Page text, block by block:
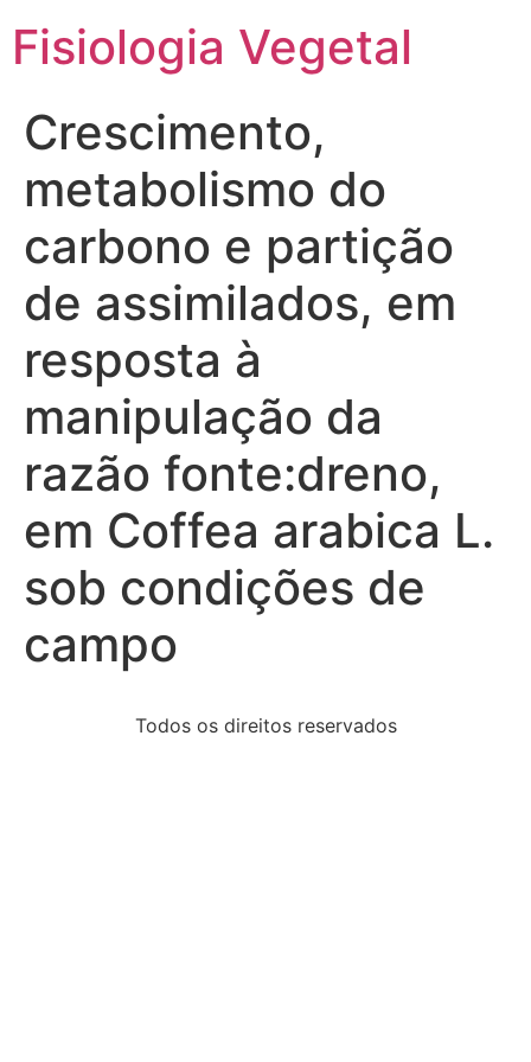
Fisiologia Vegetal
Crescimento,
metabolismo do
carbono e partição
de assimilados, em
resposta à
manipulação da
razão fonte:dreno,
em Coffea arabica L.
sob condições de
campo
Todos os direitos reservados